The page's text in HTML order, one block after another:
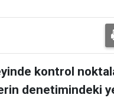
kontrol
denetimindeki